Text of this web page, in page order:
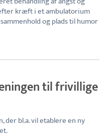
kræft i et ambulatorium
og plads til humor
til frivillige
der bl.a. vil etablere en ny